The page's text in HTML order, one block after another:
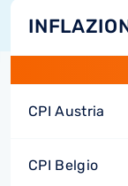
CPI Austria
CPI Belgio